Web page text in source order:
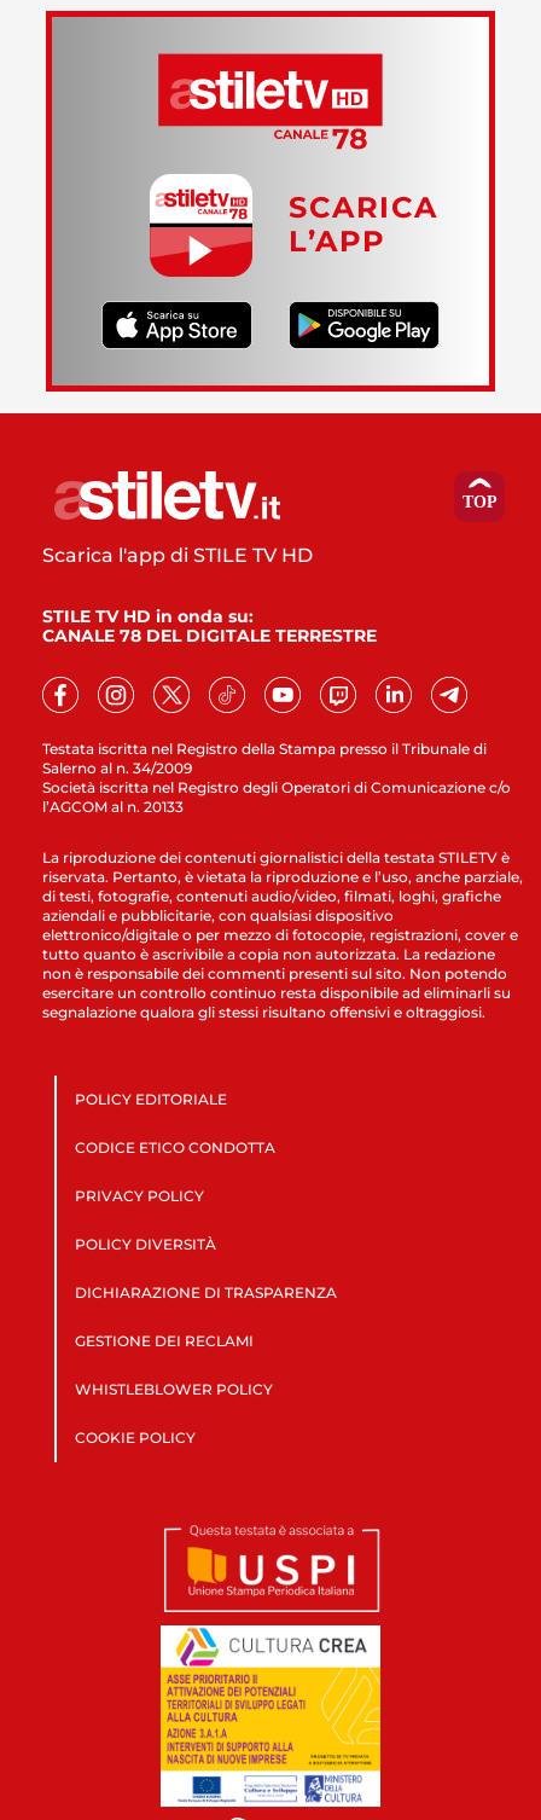
SCARICA
L’APP
Testata iscritta nel Registro della Stampa presso il Tribunale di
Salerno al n. 34/2009
Società iscritta nel Registro degli Operatori di Comunicazione c/o
l’AGCOM al n. 20133
Scarica l'app di STILE TV HD
STILE TV HD in onda su:
CANALE 78 DEL DIGITALE TERRESTRE
La riproduzione dei contenuti giornalistici della testata STILETV è
riservata. Pertanto, è vietata la riproduzione e l’uso, anche parziale,
di testi, fotografie, contenuti audio/video, filmati, loghi, grafiche
aziendali e pubblicitarie, con qualsiasi dispositivo
elettronico/digitale o per mezzo di fotocopie, registrazioni, cover e
tutto quanto è ascrivibile a copia non autorizzata. La redazione
non è responsabile dei commenti presenti sul sito. Non potendo
esercitare un controllo continuo resta disponibile ad eliminarli su
segnalazione qualora gli stessi risultano offensivi e oltraggiosi.
POLICY EDITORIALE
CODICE ETICO CONDOTTA
PRIVACY POLICY
POLICY DIVERSITÀ
DICHIARAZIONE DI TRASPARENZA
GESTIONE DEI RECLAMI
WHISTLEBLOWER POLICY
COOKIE POLICY